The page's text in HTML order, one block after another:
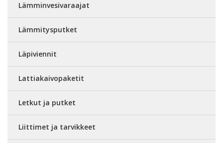
Lämminvesivaraajat
Lämmitysputket
Läpiviennit
Lattiakaivopaketit
Letkut ja putket
Liittimet ja tarvikkeet